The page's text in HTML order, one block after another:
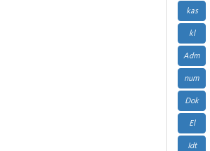
kas
kl
Adm
num
Dok
El
Idt